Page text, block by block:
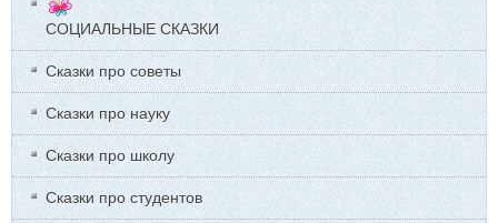
СОЦИАЛЬНЫЕ СКАЗКИ
Сказки про советы
Сказки про науку
Сказки про школу
Сказки про студентов